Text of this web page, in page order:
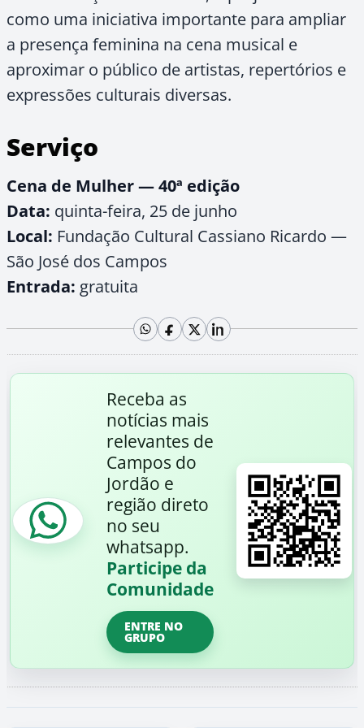
como uma iniciativa importante para ampliar
a presença feminina na cena musical e
aproximar o público de artistas, repertórios e
expressões culturais diversas.
Serviço
Cena de Mulher — 40ª edição
Data: quinta-feira, 25 de junho
Local: Fundação Cultural Cassiano Ricardo —
São José dos Campos
Entrada: gratuita
Receba as
notícias mais
relevantes de
Campos do
Jordão e
região direto
no seu
whatsapp.
Participe da
Comunidade
ENTRE NO
GRUPO